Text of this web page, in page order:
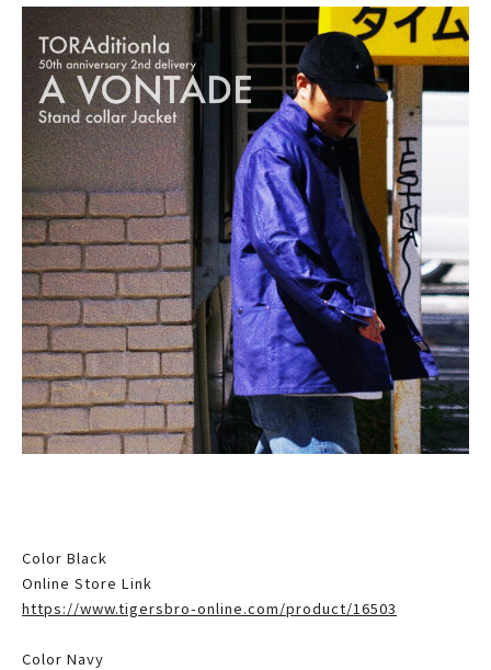
Color Black
Online Store Link
https://www.tigersbro-online.com/product/16503
Color Navy